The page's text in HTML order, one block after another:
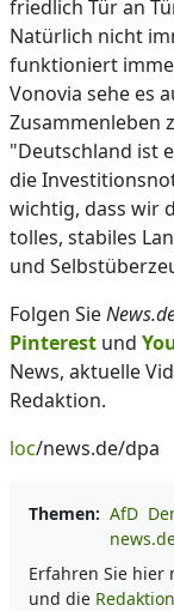
friedlich Tür an
Natürlich nicht
funktioniert
Vonovia sehe es
Zusammenleben
"Deutschland ist
die
wichtig, dass wir
tolles, stabiles
und
Folgen Sie
Pinterest und
News, aktuelle
Redaktion.
loc/news.de/dpa
Themen: AfD
Erfahren Sie hier
und die